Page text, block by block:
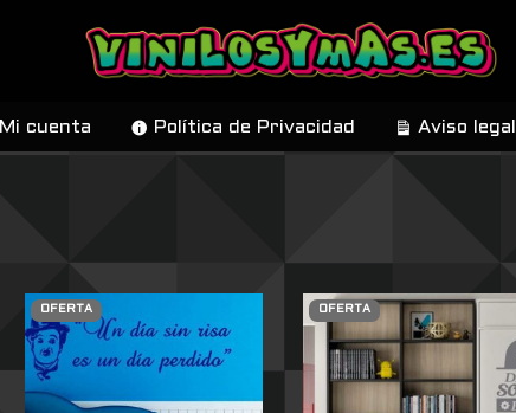
Mi cuenta Política de Privacidad Aviso legal
OFERTA OFERTA